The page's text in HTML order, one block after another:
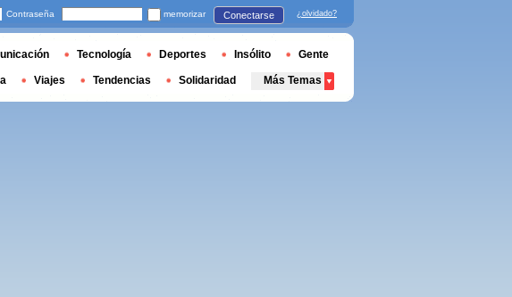
Contraseña memorizar Conectarse ¿olvidado?
Tecnología Deportes Insólito Gente
Viajes Tendencias Solidaridad Más Temas